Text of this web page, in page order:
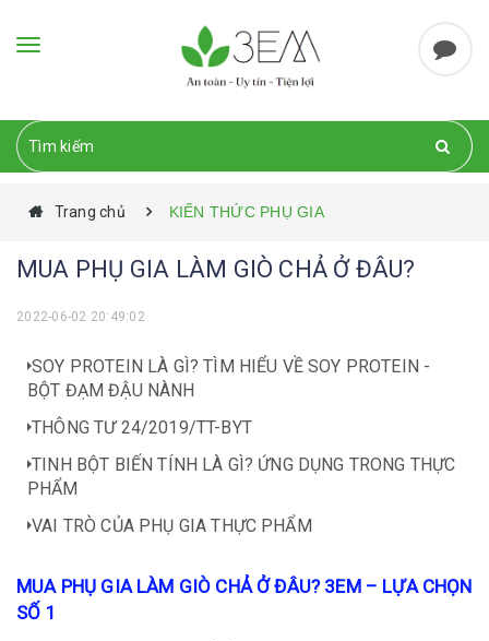
Toggle
Trang chủ KIẾN THỨC PHỤ GIA
MUA PHỤ GIA LÀM GIÒ CHẢ Ở ĐÂU?
2022-06-02 20:49:02
SOY PROTEIN LÀ GÌ? TÌM HIỂU VỀ SOY PROTEIN -
BỘT ĐẠM ĐẬU NÀNH
THÔNG TƯ 24/2019/TT-BYT
TINH BỘT BIẾN TÍNH LÀ GÌ? ỨNG DỤNG TRONG THỰC
PHẨM
VAI TRÒ CỦA PHỤ GIA THỰC PHẨM
MUA PHỤ GIA LÀM GIÒ CHẢ Ở ĐÂU? 3EM – LỰA CHỌN
SỐ 1